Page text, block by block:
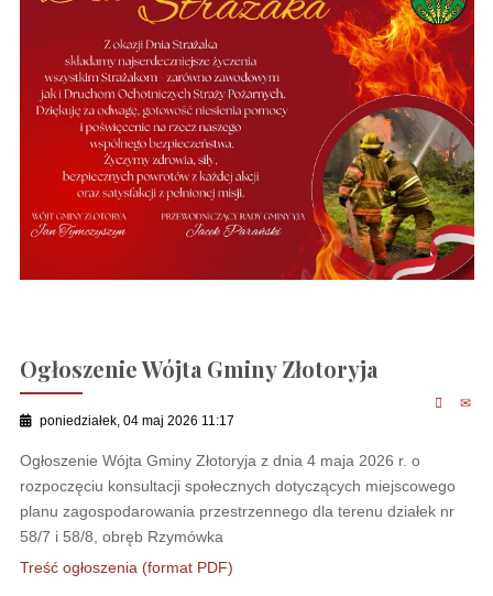
Ogłoszenie Wójta Gminy Złotoryja
poniedziałek, 04 maj 2026 11:17
Ogłoszenie Wójta Gminy Złotoryja z dnia 4 maja 2026 r. o
rozpoczęciu konsultacji społecznych dotyczących miejscowego
planu zagospodarowania przestrzennego dla terenu działek nr
58/7 i 58/8, obręb Rzymówka
Treść ogłoszenia (format PDF)